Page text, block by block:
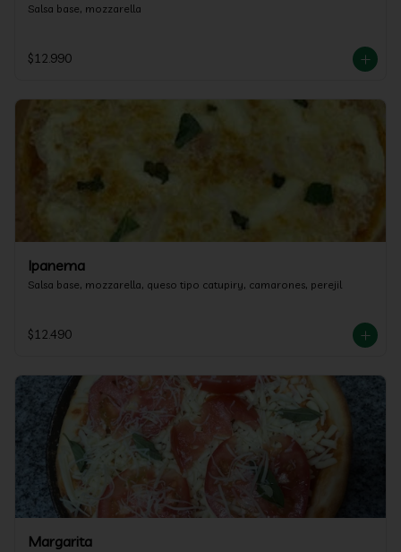
Salsa base, mozzarella
$12.990
Ipanema
Salsa base, mozzarella, queso tipo catupiry, camarones, perejil
$12.490
Margarita